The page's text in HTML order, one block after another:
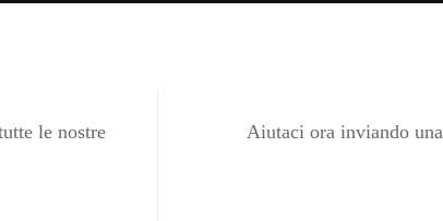
le nostre
Aiutaci ora inviando